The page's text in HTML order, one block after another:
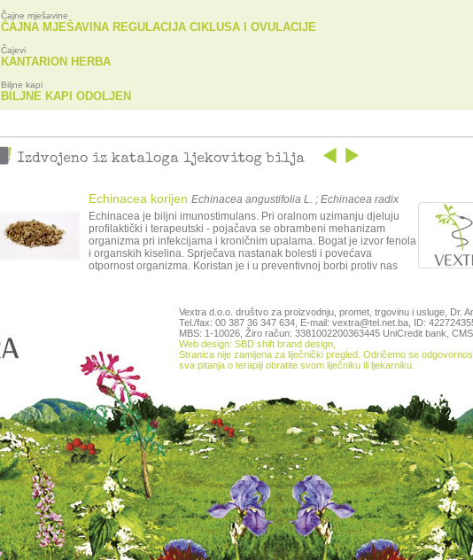
Čajne mješavine
ČAJNA MJEŠAVINA REGULACIJA CIKLUSA I OVULACIJE
Čajevi
KANTARION HERBA
Biljne kapi
BILJNE KAPI ODOLJEN
Izdvojeno iz kataloga ljekovitog bilja
Echinacea korijen Echinacea angustifolia L. ; Echinacea radix
Echinacea je biljni imunostimulans. Pri oralnom uzimanju djeluju
profilaktički i terapeutski - pojačava se obrambeni mehanizam
organizma pri infekcijama i kroničnim upalama. Bogat je izvor fenola
i organskih kiselina. Sprječava nastanak bolesti i povećava
otpornost organizma. Koristan je i u preventivnoj borbi protiv nas
Vextra d.o.o. društvo za proizvodnju, promet, trgovinu i usluge, Dr.
Tel./fax: 00 387 36 347 634, E-mail: vextra@tel.net.ba, ID:
MBS: 1-10026, Žiro račun: 3381002200363445 UniCredit bank,
Web design: SBD shift brand design,
Stranica nije zamijena za liječnički pregled. Odričemo se
sva pitanja o terapiji obratite svom liječniku ili ljekarniku.